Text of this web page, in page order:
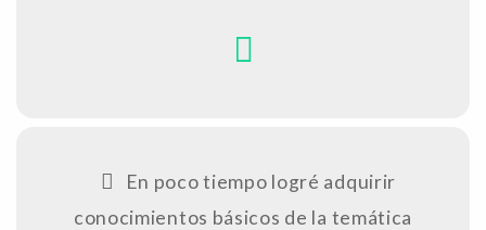
En poco tiempo logré adquirir
conocimientos básicos de la temática